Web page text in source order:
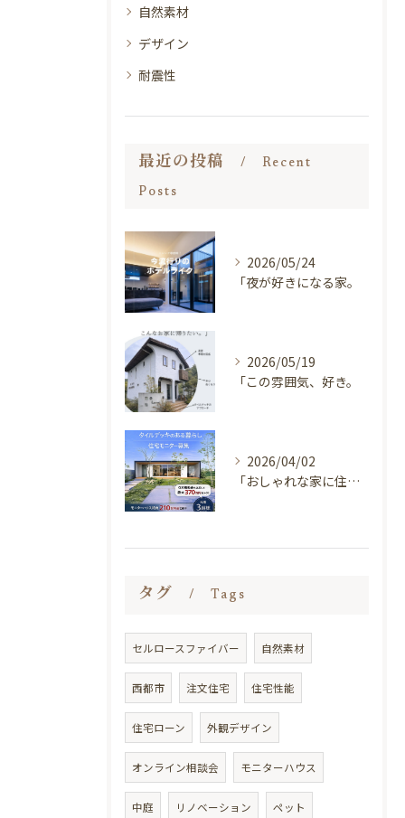
自然素材
デザイン
耐震性
最近の投稿 Recent
Posts
2026/05/24
「夜が好きになる家。
2026/05/19
「この雰囲気、好き。
2026/04/02
「おしゃれな家に住みたい。
タグ Tags
セルロースファイバー 自然素材
西都市 注文住宅 住宅性能
住宅ローン 外観デザイン
オンライン相談会 モニターハウス
中庭 リノベーション ペット